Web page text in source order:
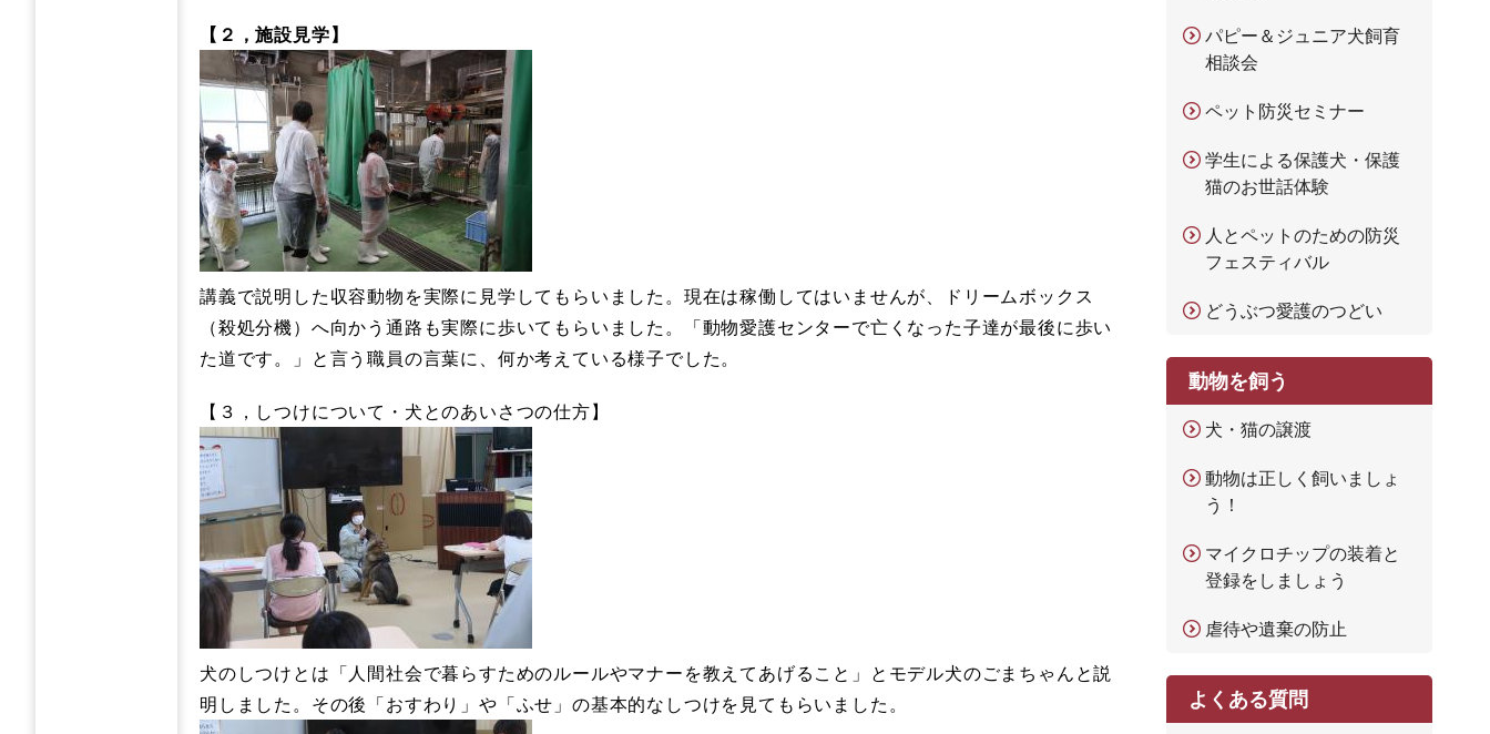
【２，施設見学】
講義で説明した収容動物を実際に見学してもらいました。現在は稼働してはいませんが、ドリームボックス
（殺処分機）へ向かう通路も実際に歩いてもらいました。「動物愛護センターで亡くなった子達が最後に歩い
た道です。」と言う職員の言葉に、何か考えている様子でした。
【３，しつけについて・犬とのあいさつの仕方】
犬のしつけとは「人間社会で暮らすためのルールやマナーを教えてあげること」とモデル犬のごまちゃんと説
明しました。その後「おすわり」や「ふせ」の基本的なしつけを見てもらいました。
パピー＆ジュニア犬飼育
相談会
ペット防災セミナー
学生による保護犬・保護
猫のお世話体験
人とペットのための防災
フェスティバル
どうぶつ愛護のつどい
動物を飼う
犬・猫の譲渡
動物は正しく飼いましょ
う！
マイクロチップの装着と
登録をしましょう
虐待や遺棄の防止
よくある質問